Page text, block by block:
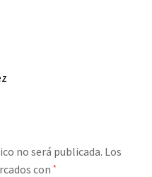
no será publicada. Los
con*